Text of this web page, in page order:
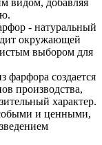
- натуральный
окружающей
выбором для
фарфора создается
производства,
характер.
и ценными,